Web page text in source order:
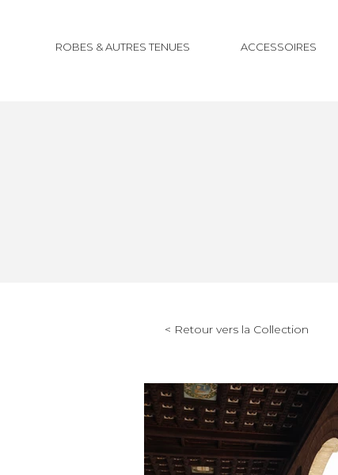
ROBES & AUTRES TENUES ACCESSOIRES
< Retour vers la Collection